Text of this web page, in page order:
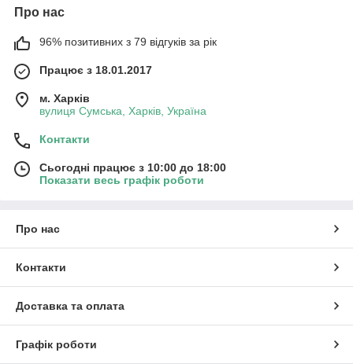
Про нас
96% позитивних з 79 відгуків за рік
Працює з 18.01.2017
м. Харків
вулиця Сумська, Харків, Україна
Контакти
Сьогодні працює з 10:00 до 18:00
Показати весь графік роботи
Про нас
Контакти
Доставка та оплата
Графік роботи